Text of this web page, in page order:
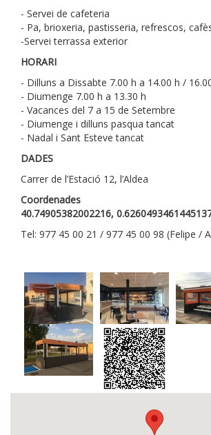
- Servei de cafeteria
- Pa, brioxeria, pastisseria, refrescos,
-Servei terrassa exterior
HORARI
- Dilluns a Dissabte 7.00 h a 14.00 h /
- Diumenge 7.00 h a 13.30 h
- Vacances del 7 a 15 de Setembre
- Diumenge i dilluns pasqua tancat
- Nadal i Sant Esteve tancat
DADES
Carrer de l’Estació 12, l’Aldea
Coordenades
40.74905382002216,
Tel: 977 45 00 21 / 977 45 00 98 (Felipe /